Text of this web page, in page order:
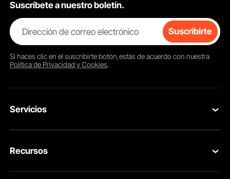
Suscríbete a nuestro boletín.
Dirección de correo electrónico Suscribirte
Si haces clic en elsuscribirtebotón,estás de acuerdo con nuestra
Política de Privacidad y Cookies.
Servicios
Tus Pedidos
Recursos